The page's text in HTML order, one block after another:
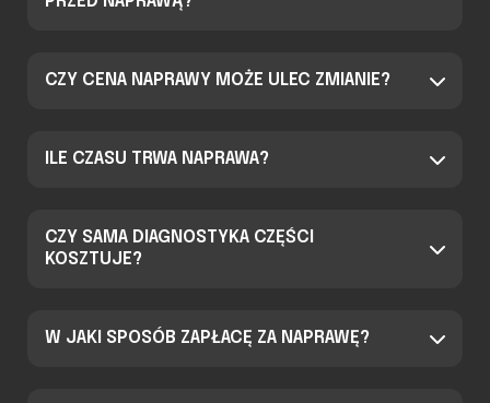
CZY CENA NAPRAWY MOŻE ULEC ZMIANIE?
ILE CZASU TRWA NAPRAWA?
CZY SAMA DIAGNOSTYKA CZĘŚCI
KOSZTUJE?
W JAKI SPOSÓB ZAPŁACĘ ZA NAPRAWĘ?